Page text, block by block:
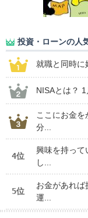
投資・ローンの人
就職と同時に
NISAとは？
ここにお金
分...
4位
興味を持っ
し...
5位
お金があれ
運...